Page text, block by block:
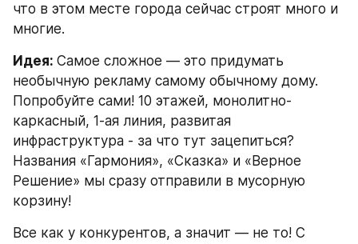
что в этом месте города сейчас строят много и
многие.
Идея: Самое сложное — это придумать
необычную рекламу самому обычному дому.
Попробуйте сами! 10 этажей, монолитно-
каркасный, 1-ая линия, развитая
инфраструктура - за что тут зацепиться?
Названия «Гармония», «Сказка» и «Верное
Решение» мы сразу отправили в мусорную
корзину!
Все как у конкурентов, а значит — не то! С